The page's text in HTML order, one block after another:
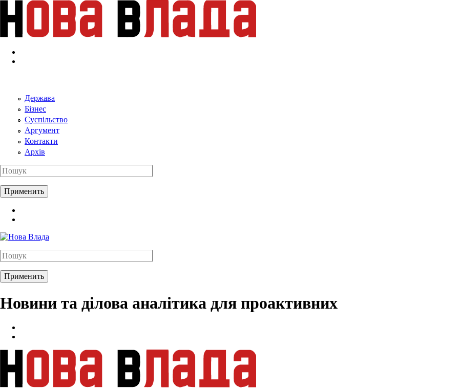
Перейти к основному содержанию
Держава
Бізнес
Суспільство
Аргумент
Контакти
Архів
Новини та ділова аналітика для проактивних